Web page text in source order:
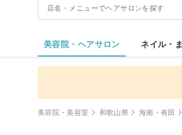
美容院・ヘアサロン ネイル・
美容院・美容室 和歌山県 海南・有田